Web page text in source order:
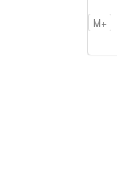
M+